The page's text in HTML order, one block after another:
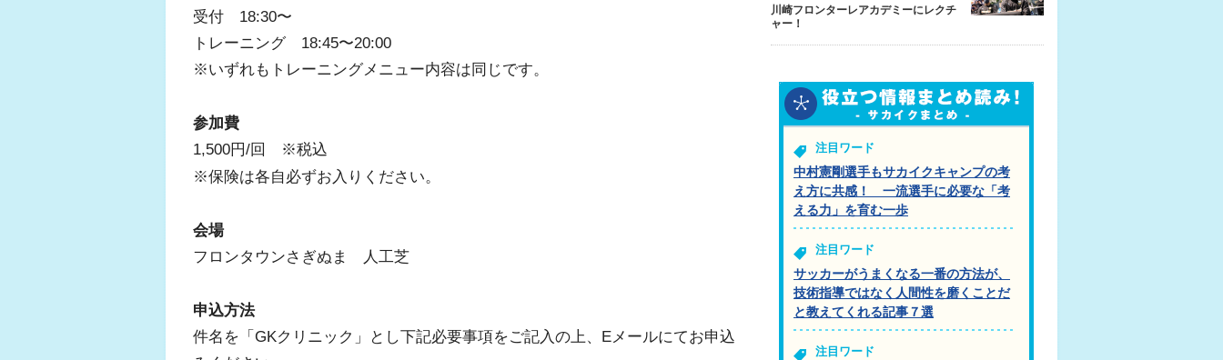
受付 18:30〜
トレーニング 18:45〜20:00
※いずれもトレーニングメニュー内容は同じです。
参加費
1,500円/回 ※税込
※保険は各自必ずお入りください。
会場
フロンタウンさぎぬま 人工芝
申込方法
件名を「GKクリニック」とし下記必要事項をご記入の上、Eメールにてお申込
川崎フロンターレアカデミーにレクチ
ャー！
注目ワード
中村憲剛選手もサカイクキャンプの考
え方に共感！ 一流選手に必要な「考
える力」を育む一歩
注目ワード
サッカーがうまくなる一番の方法が、
技術指導ではなく人間性を磨くことだ
と教えてくれる記事７選
注目ワード